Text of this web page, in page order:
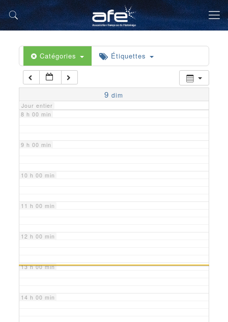
Catégories Étiquettes
9 dim
Jour entier
5 h 00 min
6 h 00 min
7 h 00 min
8 h 00 min
9 h 00 min
10 h 00 min
11 h 00 min
12 h 00 min
13 h 00 min
14 h 00 min